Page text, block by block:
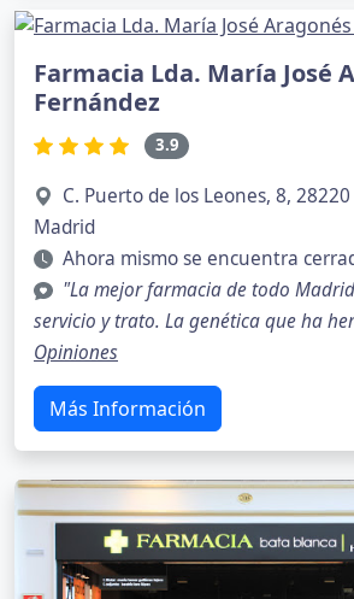
Farmacia Lda. María José
Fernández
3.9
C. Puerto de los Leones, 8,
Madrid
Ahora mismo se encuentra
"La mejor farmacia de todo
servicio y trato. La genética que ha
Opiniones
Más Información